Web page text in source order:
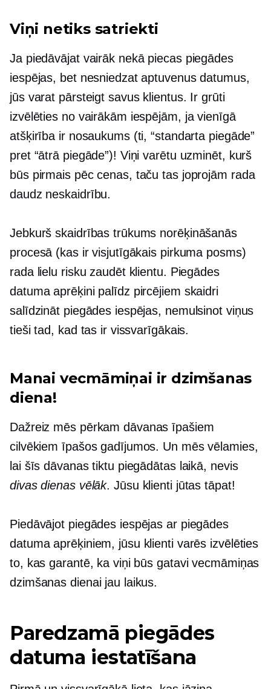
Viņi netiks satriekti
Ja piedāvājat vairāk nekā piecas piegādes
iespējas, bet nesniedzat aptuvenus datumus,
jūs varat pārsteigt savus klientus. Ir grūti
izvēlēties no vairākām iespējām, ja vienīgā
atšķirība ir nosaukums (ti, “standarta piegāde”
pret “ātrā piegāde”)! Viņi varētu uzminēt, kurš
būs pirmais pēc cenas, taču tas joprojām rada
daudz neskaidrību.
Jebkurš skaidrības trūkums norēķināšanās
procesā (kas ir visjutīgākais pirkuma posms)
rada lielu risku zaudēt klientu. Piegādes
datuma aprēķini palīdz pircējiem skaidri
salīdzināt piegādes iespējas, nemulsinot viņus
tieši tad, kad tas ir vissvarīgākais.
Manai vecmāmiņai ir dzimšanas
diena!
Dažreiz mēs pērkam dāvanas īpašiem
cilvēkiem īpašos gadījumos. Un mēs vēlamies,
lai šīs dāvanas tiktu piegādātas laikā, nevis
divas dienas vēlāk. Jūsu klienti jūtas tāpat!
Piedāvājot piegādes iespējas ar piegādes
datuma aprēķiniem, jūsu klienti varēs izvēlēties
to, kas garantē, ka viņi būs gatavi vecmāmiņas
dzimšanas dienai jau laikus.
Paredzamā piegādes
datuma iestatīšana